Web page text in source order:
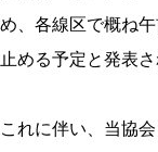
め、各線区で概ね
止める予定と発表さ
これに伴い、当協